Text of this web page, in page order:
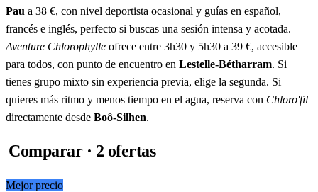
Pau a 38 €, con nivel deportista ocasional y guías en español,
francés e inglés, perfecto si buscas una sesión intensa y acotada.
Aventure Chlorophylle ofrece entre 3h30 y 5h30 a 39 €, accesible
para todos, con punto de encuentro en Lestelle-Bétharram. Si
tienes grupo mixto sin experiencia previa, elige la segunda. Si
quieres más ritmo y menos tiempo en el agua, reserva con Chloro'fil
directamente desde Boô-Silhen.
Comparar · 2 ofertas
Mejor precio